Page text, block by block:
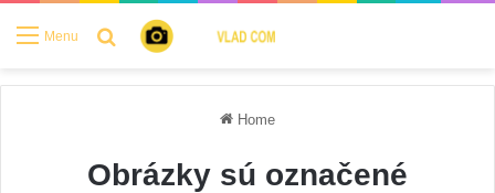
Menu Search for
Home
Obrázky sú označené